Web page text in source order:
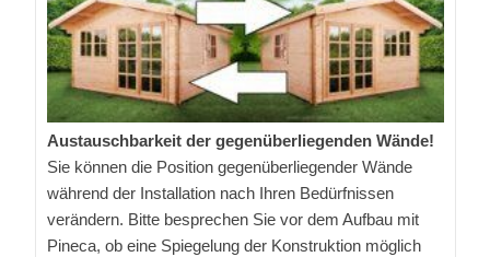
Austauschbarkeit der gegenüberliegenden Wände!
Sie können die Position gegenüberliegender Wände
während der Installation nach Ihren Bedürfnissen
verändern. Bitte besprechen Sie vor dem Aufbau mit
Pineca, ob eine Spiegelung der Konstruktion möglich